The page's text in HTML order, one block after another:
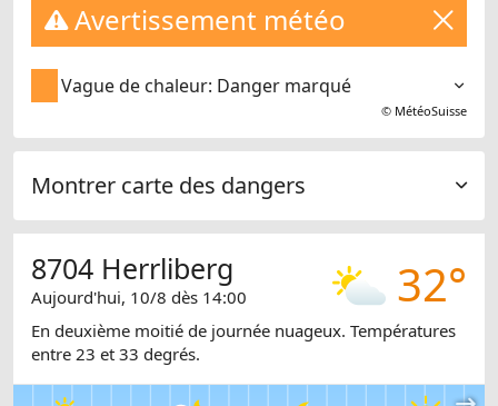
Avertissement météo
Vague de chaleur: Danger marqué
© MétéoSuisse
Montrer carte des dangers
32°
8704 Herrliberg
Aujourd'hui, 10/8 dès 14:00
En deuxième moitié de journée nuageux. Températures
entre 23 et 33 degrés.